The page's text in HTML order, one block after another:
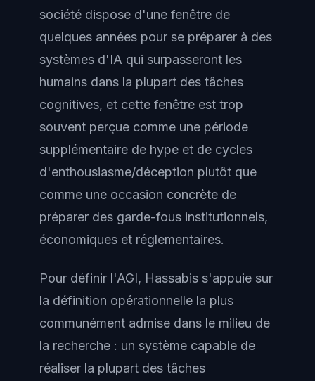
société dispose d'une fenêtre de
quelques années pour se préparer à des
systèmes d'IA qui surpasseront les
humains dans la plupart des tâches
cognitives, et cette fenêtre est trop
souvent perçue comme une période
supplémentaire de hype et de cycles
d'enthousiasme/déception plutôt que
comme une occasion concrète de
préparer des garde-fous institutionnels,
économiques et réglementaires.
Pour définir l'AGI, Hassabis s'appuie sur
la définition opérationnelle la plus
communément admise dans le milieu de
la recherche : un système capable de
réaliser la plupart des tâches